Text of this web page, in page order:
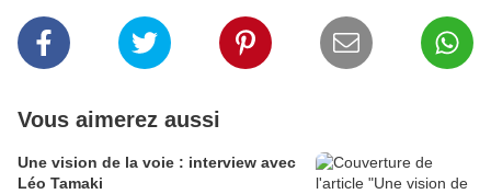
Vous aimerez aussi
Une vision de la voie : interview avec
Léo Tamaki